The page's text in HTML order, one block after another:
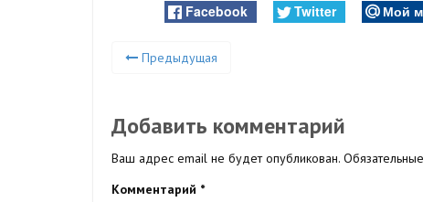
Facebook Twitter Мой
Предыдущая
Добавить комментарий
Ваш адрес email не будет опубликован.
Комментарий *